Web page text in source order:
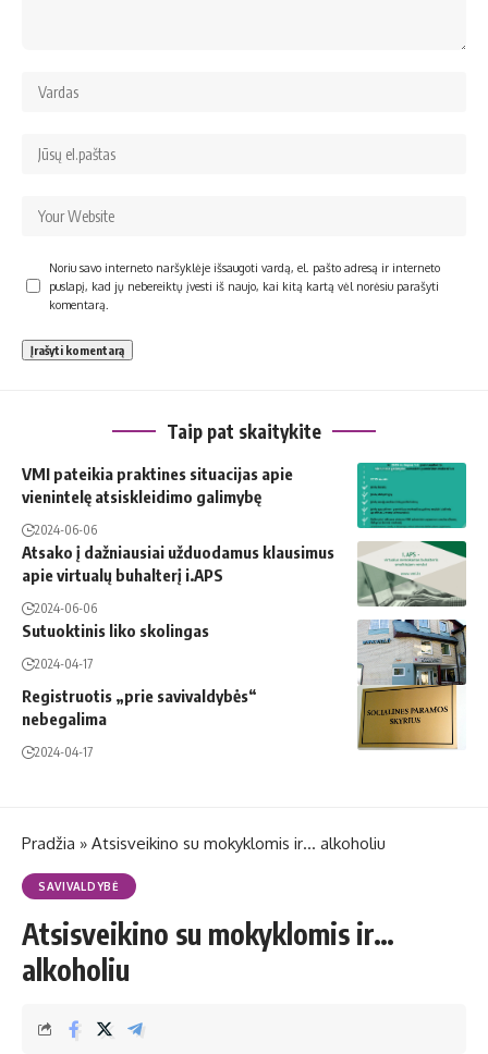
Noriu savo interneto naršyklėje išsaugoti vardą, el. pašto adresą ir interneto
puslapį, kad jų nebereiktų įvesti iš naujo, kai kitą kartą vėl norėsiu parašyti
komentarą.
Taip pat skaitykite
VMI pateikia praktines situacijas apie
vienintelę atsiskleidimo galimybę
2024-06-06
Atsako į dažniausiai užduodamus klausimus
apie virtualų buhalterį i.APS
2024-06-06
Sutuoktinis liko skolingas
2024-04-17
Registruotis „prie savivaldybės“
nebegalima
2024-04-17
Pradžia » Atsisveikino su mokyklomis ir… alkoholiu
SAVIVALDYBĖ
Atsisveikino su mokyklomis ir…
alkoholiu